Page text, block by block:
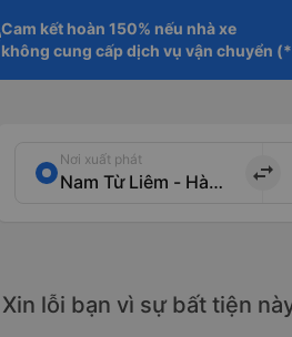
Cam kết hoàn 150% nếu nhà xe
không cung cấp dịch vụ vận chuyển
Nơi xuất phát
import_export
Xin lỗi bạn vì sự bất tiện